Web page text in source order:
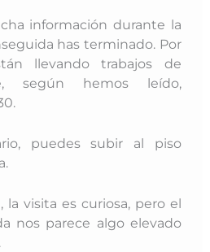
información durante la
has terminado. Por
llevando trabajos de
según hemos leído,
puedes subir al piso
la visita es curiosa, pero el
nos parece algo elevado